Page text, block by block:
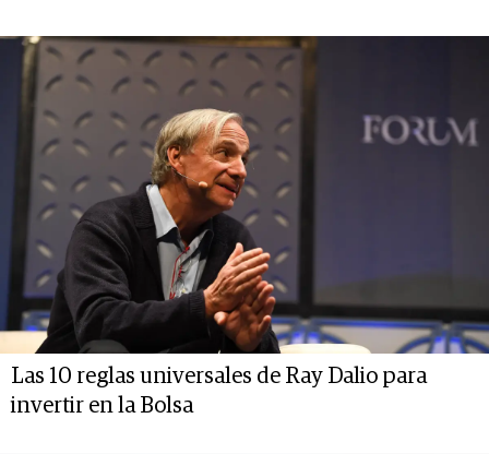
Las 10 reglas universales de Ray Dalio para
invertir en la Bolsa